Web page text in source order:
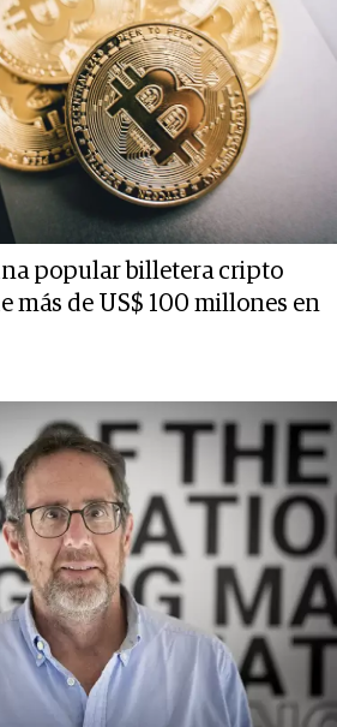
popular billetera cripto
más de US$ 100 millones en